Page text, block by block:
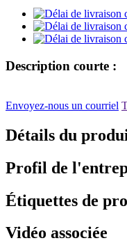
Description courte :
Envoyez-nous un courriel
Détails du
Profil de
Étiquettes de
Vidéo associée